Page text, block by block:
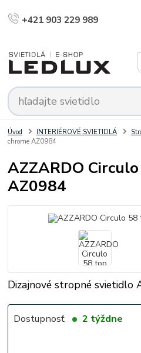
+421 903 229 989
Úvod INTERIÉROVÉ SVIETIDLÁ
chrome AZ0984
AZZARDO
AZ0984
Dizajnové stropné svietidlo
Dostupnosť 2 týždne